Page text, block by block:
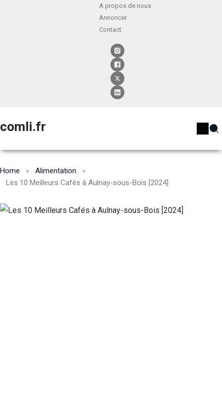
A propos de nous
Annoncer
Contact
comli.fr
Home
Alimentation
Les 10 Meilleurs Cafés à Aulnay-sous-Bois [2024]